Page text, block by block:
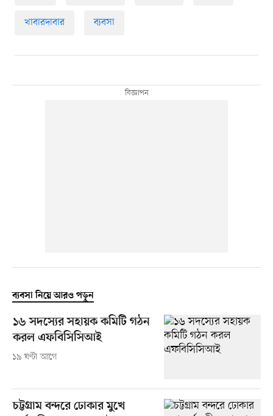
খাবারদাবার ব্যবসা
ব্যবসা নিয়ে আরও পড়ুন
১৬ সদস্যের সহায়ক কমিটি গঠন
করল এফবিসিসিআই
১৯ ঘণ্টা আগে
চট্টগ্রাম বন্দরে ঢোকার মুখে